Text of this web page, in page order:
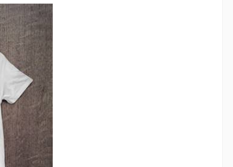
国外LOMO风格动作15套(100多种)
Photoshop
看过Island的女孩子的摄影作品是不是很想有自己的Lomo风
的相片呢！ JC马上为你奉上超值LOMO风…